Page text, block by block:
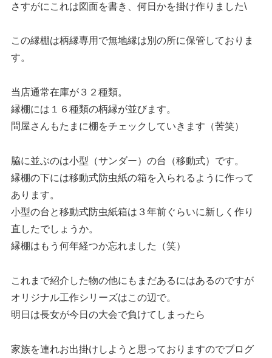
さすがにこれは図面を書き、何日かを掛け作りました\
この縁棚は柄縁専用で無地縁は別の所に保管しておりま
す。
当店通常在庫が３２種類。
縁棚には１６種類の柄縁が並びます。
問屋さんもたまに棚をチェックしていきます（苦笑）
脇に並ぶのは小型（サンダー）の台（移動式）です。
縁棚の下には移動式防虫紙の箱を入られるように作って
あります。
小型の台と移動式防虫紙箱は３年前ぐらいに新しく作り
直したでしょうか。
縁棚はもう何年経つか忘れました（笑）
これまで紹介した物の他にもまだあるにはあるのですが
オリジナル工作シリーズはこの辺で。
明日は長女が今日の大会で負けてしまったら
家族を連れお出掛けしようと思っておりますのでブログ